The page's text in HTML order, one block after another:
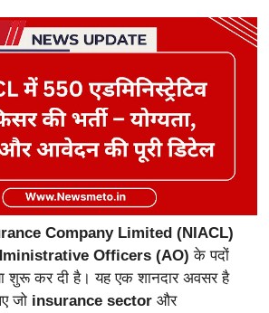
Company Limited (NIACL)
Officers (AO) के पदों
शुरू कर दी है। यह एक शानदार अवसर है
जो insurance sector और